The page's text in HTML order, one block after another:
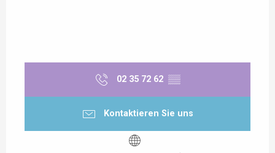
02 35 72 62 ▒▒
Kontaktieren Sie uns